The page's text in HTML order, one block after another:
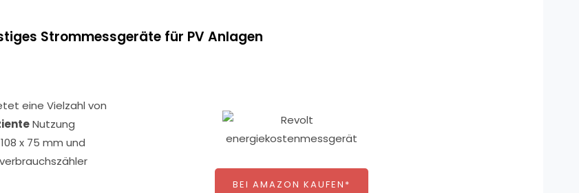
Strommessgeräte für PV Anlagen
eine Vielzahl von
Nutzung
x 75 mm und
BEI AMAZON KAUFEN*